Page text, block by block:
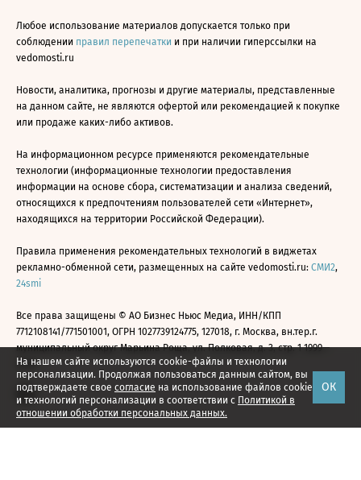
На нашем сайте используются cookie-файлы и технологии
персонализации. Продолжая пользоваться данным сайтом, вы
подтверждаете свое согласие на использование файлов cookie
и технологий персонализации в соответствии с Политикой в
отношении обработки персональных данных.
ОК
Любое использование материалов допускается только при
соблюдении правил перепечатки и при наличии гиперссылки на
vedomosti.ru
Новости, аналитика, прогнозы и другие материалы, представленные
на данном сайте, не являются офертой или рекомендацией к покупке
или продаже каких-либо активов.
На информационном ресурсе применяются рекомендательные
технологии (информационные технологии предоставления
информации на основе сбора, систематизации и анализа сведений,
относящихся к предпочтениям пользователей сети «Интернет»,
находящихся на территории Российской Федерации).
Правила применения рекомендательных технологий в виджетах
рекламно-обменной сети, размещенных на сайте vedomosti.ru: СМИ2,
24smi
Все права защищены © АО Бизнес Ньюс Медиа, ИНН/КПП
7712108141/771501001, ОГРН 1027739124775, 127018, г. Москва, вн.тер.г.
муниципальный округ Марьина Роща, ул. Полковая, д. 3, стр. 1 1999—
2026